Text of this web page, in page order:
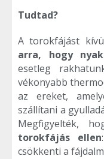
Tudtad?
A torokfájást
arra, hogy
esetleg
vékonyabb
az ereket,
szállítani a
Megfigyelték,
torokfájás ellen
csökkenti a